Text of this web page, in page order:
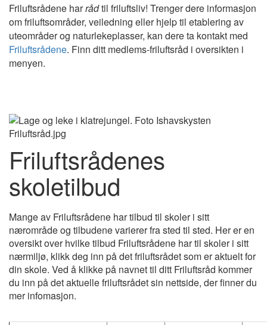
Friluftsrådene harrådtil friluftsliv! Trenger dere informasjon
om friluftsområder, veiledning eller hjelp til etablering av
uteområder og naturlekeplasser, kan dere ta kontakt med
Friluftsrådene. Finn ditt medlems-friluftsråd i oversikten i
menyen.
Friluftsrådenes
skoletilbud
Mange av Friluftsrådene har tilbud til skoler i sitt
nærområde og tilbudene varierer fra sted til sted. Her er en
oversikt over hvilke tilbud Friluftsrådene har til skoler i sitt
nærmiljø, klikk deg inn på det friluftsrådet som er aktuelt for
din skole. Ved å klikke på navnet til ditt Friluftsråd kommer
du inn på det aktuelle friluftsrådet sin nettside, der finner du
mer infomasjon.